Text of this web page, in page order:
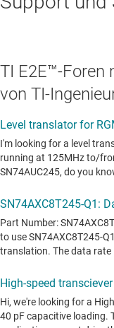
TI E2E™-Foren
von TI-